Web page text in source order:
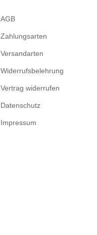
AGB
Zahlungsarten
Versandarten
Widerrufsbelehrung
Vertrag widerrufen
Datenschutz
Impressum